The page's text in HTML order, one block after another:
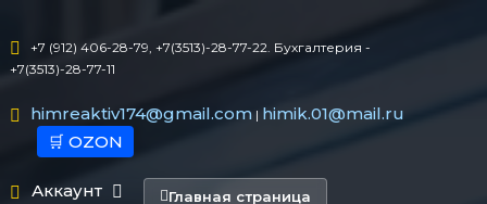
+7 (912) 406-28-79, +7(3513)-28-77-22. Бухгалтерия -
+7(3513)-28-77-11
himreaktiv174@gmail.com| himik.01@mail.ru
🛒 OZON
Аккаунт Главная страница